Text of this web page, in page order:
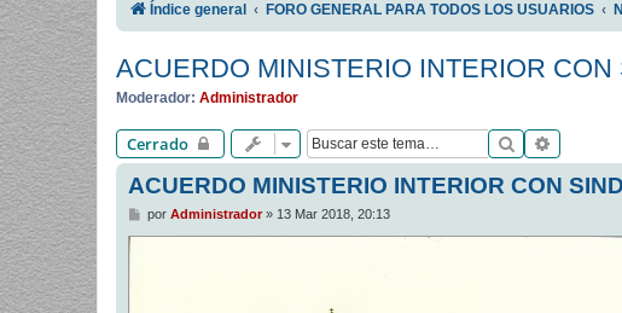
Índice general FORO GENERAL PARA TODOS LOS USUARIOS
ACUERDO MINISTERIO INTERIOR
Moderador: Administrador
Cerrado Buscar
ACUERDO MINISTERIO INTERIOR CON
M
por Administrador» 13 Mar 2018, 20:13